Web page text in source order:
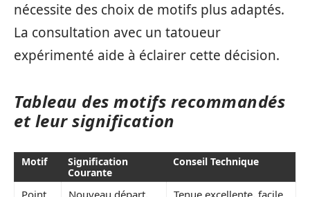
nécessite des choix de motifs plus adaptés.
La consultation avec un tatoueur
expérimenté aide à éclairer cette décision.
Tableau des motifs recommandés
et leur signification
Motif
Signification
Courante
Conseil Technique
Point
Nouveau départ,
Tenue excellente, facile